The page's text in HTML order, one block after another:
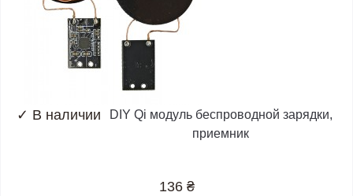
✓ В наличии
DIY Qi модуль беспроводной зарядки,
приемник
136 ₴